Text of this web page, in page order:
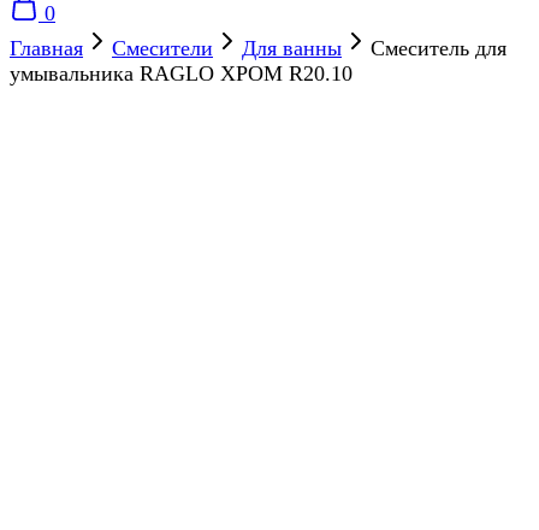
0
Главная
Смесители Для ванны
Смеситель для
умывальника RAGLO ХРОМ R20.10